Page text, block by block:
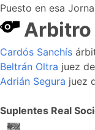
Puesto en esa
Arbitro
Cardós Sanchís
Beltrán Oltra juez
Adrián Segura juez
Suplentes Real